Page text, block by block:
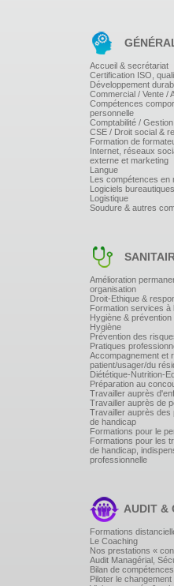
Accueil & secrétariat
Certification ISO,
Développement
Commercial / Vente /
Compétences
personnelle
Comptabilité /
CSE / Droit social &
Formation de
Internet, réseaux
externe et marketing
Langue
Les compétences en
Logiciels
Logistique
Soudure & autres
Amélioration
organisation
Droit-Ethique &
Formation services à
Hygiène &
Hygiène
Prévention des
Pratiques
Accompagnement et
patient/usager/du
Diététique-Nutrition-
Préparation au
Travailler auprès
Travailler auprès de
Travailler auprès des
de handicap
Formations pour le
Formations pour les
de handicap,
professionnelle
AUDIT &
Formations
Le Coaching
Nos prestations «
Audit Managérial,
Bilan de compétences
Piloter le changement